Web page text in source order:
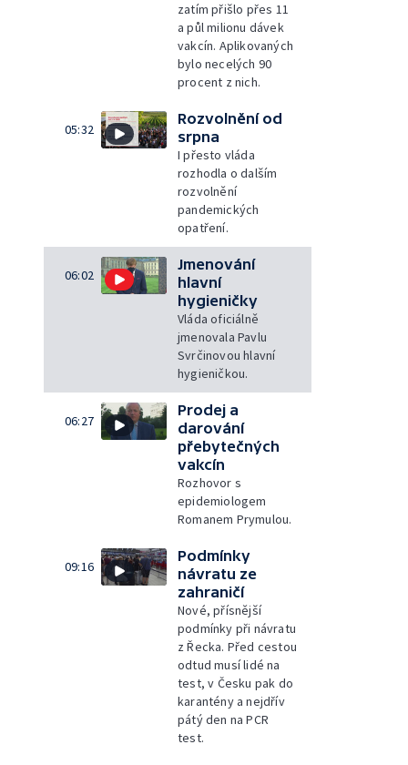
zatím přišlo přes 11
a půl milionu dávek
vakcín. Aplikovaných
bylo necelých 90
procent z nich.
05:32
Rozvolnění od
srpna
I přesto vláda
rozhodla o dalším
rozvolnění
pandemických
opatření.
06:02
Jmenování
hlavní
hygieničky
Vláda oficiálně
jmenovala Pavlu
Svrčinovou hlavní
hygieničkou.
06:27
Prodej a
darování
přebytečných
vakcín
Rozhovor s
epidemiologem
Romanem Prymulou.
09:16
Podmínky
návratu ze
zahraničí
Nové, přísnější
podmínky při návratu
z Řecka. Před cestou
odtud musí lidé na
test, v Česku pak do
karantény a nejdřív
pátý den na PCR
test.